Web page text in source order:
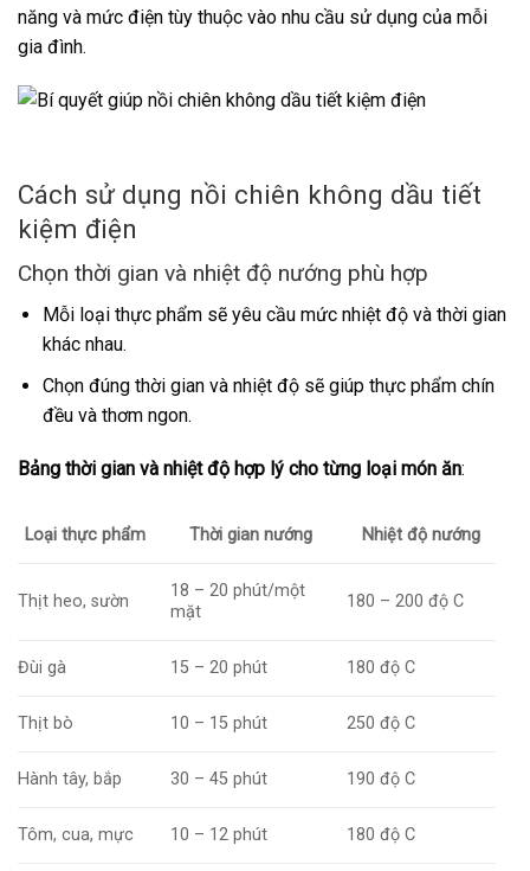
năng và mức điện tùy thuộc vào nhu cầu sử dụng của mỗi
gia đình.
Cách sử dụng nồi chiên không dầu tiết
kiệm điện
Chọn thời gian và nhiệt độ nướng phù hợp
Mỗi loại thực phẩm sẽ yêu cầu mức nhiệt độ và thời gian
khác nhau.
Chọn đúng thời gian và nhiệt độ sẽ giúp thực phẩm chín
đều và thơm ngon.
Bảng thời gian và nhiệt độ hợp lý cho từng loại món ăn:
Loại thực phẩm Thời gian nướng Nhiệt độ nướng
Thịt heo, sườn
18 – 20 phút/một
mặt
180 – 200 độ C
Đùi gà 15 – 20 phút 180 độ C
Thịt bò 10 – 15 phút 250 độ C
Hành tây, bắp 30 – 45 phút 190 độ C
Tôm, cua, mực 10 – 12 phút 180 độ C